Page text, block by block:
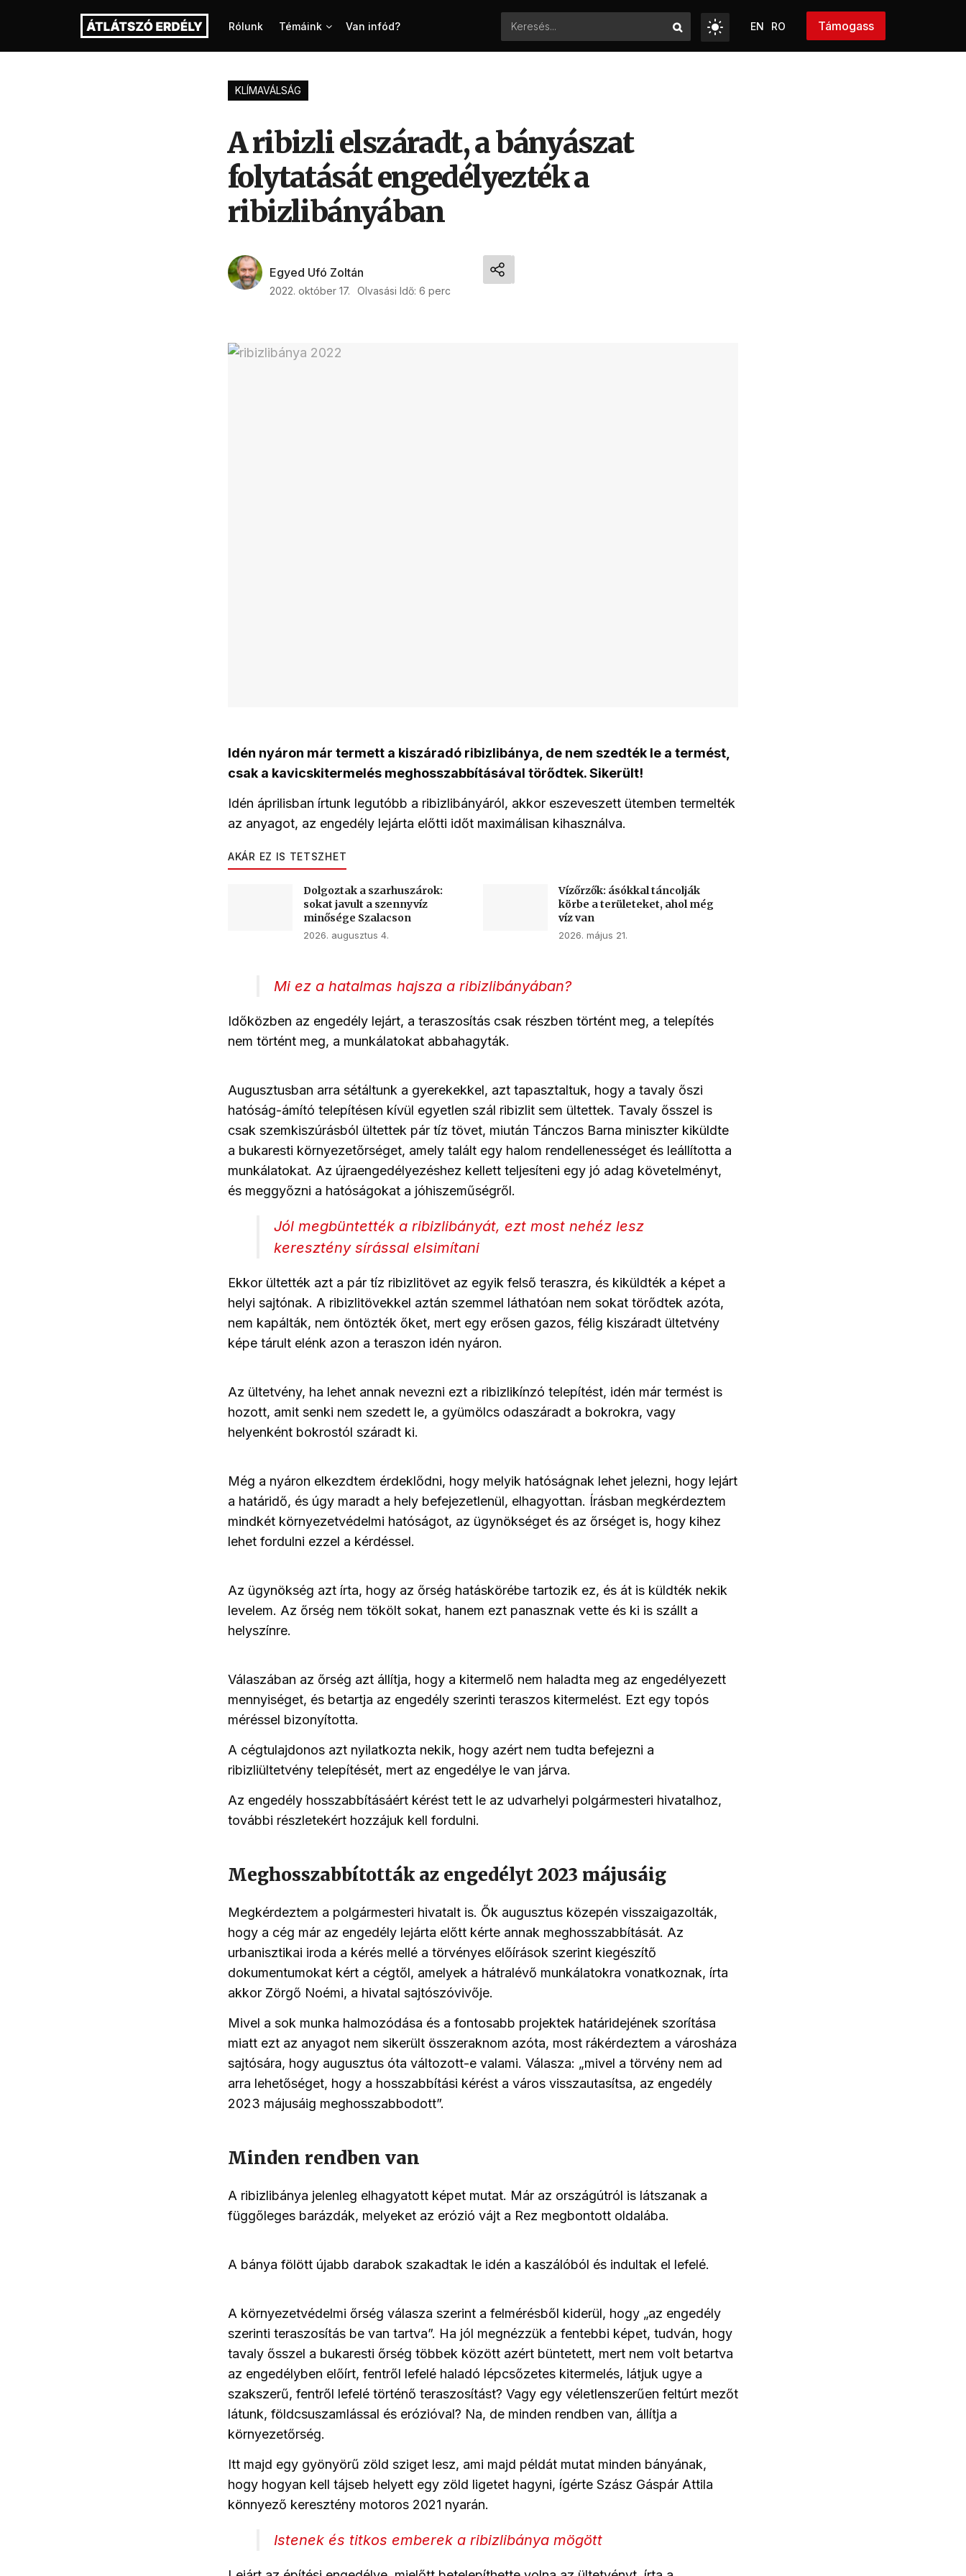
Rólunk Témáink Van infód? EN RO Támogass
KLÍMAVÁLSÁG
A ribizli elszáradt, a bányászat
folytatását engedélyezték a
ribizlibányában
Egyed Ufó Zoltán
2022. október 17. Olvasási Idő: 6 perc
Idén nyáron már termett a kiszáradó ribizlibánya, de nem szedték le a termést,
csak a kavicskitermelés meghosszabbításával törődtek. Sikerült!
Idén áprilisban írtunk legutóbb a ribizlibányáról, akkor eszeveszett ütemben termelték
az anyagot, az engedély lejárta előtti időt maximálisan kihasználva.
AKÁR EZ IS TETSZHET
Dolgoztak a szarhuszárok:
sokat javult a szennyvíz
minősége Szalacson
2026. augusztus 4.
Vízőrzők: ásókkal táncolják
körbe a területeket, ahol még
víz van
2026. május 21.
Mi ez a hatalmas hajsza a ribizlibányában?
Időközben az engedély lejárt, a teraszosítás csak részben történt meg, a telepítés
nem történt meg, a munkálatokat abbahagyták.
Augusztusban arra sétáltunk a gyerekekkel, azt tapasztaltuk, hogy a tavaly őszi
hatóság-ámító telepítésen kívül egyetlen szál ribizlit sem ültettek. Tavaly ősszel is
csak szemkiszúrásból ültettek pár tíz tövet, miután Tánczos Barna miniszter kiküldte
a bukaresti környezetőrséget, amely talált egy halom rendellenességet és leállította a
munkálatokat. Az újraengedélyezéshez kellett teljesíteni egy jó adag követelményt,
és meggyőzni a hatóságokat a jóhiszeműségről.
Jól megbüntették a ribizlibányát, ezt most nehéz lesz
keresztény sírással elsimítani
Ekkor ültették azt a pár tíz ribizlitövet az egyik felső teraszra, és kiküldték a képet a
helyi sajtónak. A ribizlitövekkel aztán szemmel láthatóan nem sokat törődtek azóta,
nem kapálták, nem öntözték őket, mert egy erősen gazos, félig kiszáradt ültetvény
képe tárult elénk azon a teraszon idén nyáron.
Az ültetvény, ha lehet annak nevezni ezt a ribizlikínzó telepítést, idén már termést is
hozott, amit senki nem szedett le, a gyümölcs odaszáradt a bokrokra, vagy
helyenként bokrostól száradt ki.
Még a nyáron elkezdtem érdeklődni, hogy melyik hatóságnak lehet jelezni, hogy lejárt
a határidő, és úgy maradt a hely befejezetlenül, elhagyottan. Írásban megkérdeztem
mindkét környezetvédelmi hatóságot, az ügynökséget és az őrséget is, hogy kihez
lehet fordulni ezzel a kérdéssel.
Az ügynökség azt írta, hogy az őrség hatáskörébe tartozik ez, és át is küldték nekik
levelem. Az őrség nem tökölt sokat, hanem ezt panasznak vette és ki is szállt a
helyszínre.
Válaszában az őrség azt állítja, hogy a kitermelő nem haladta meg az engedélyezett
mennyiséget, és betartja az engedély szerinti teraszos kitermelést. Ezt egy topós
méréssel bizonyította.
A cégtulajdonos azt nyilatkozta nekik, hogy azért nem tudta befejezni a
ribizliültetvény telepítését, mert az engedélye le van járva.
Az engedély hosszabbításáért kérést tett le az udvarhelyi polgármesteri hivatalhoz,
további részletekért hozzájuk kell fordulni.
Meghosszabbították az engedélyt 2023 májusáig
Megkérdeztem a polgármesteri hivatalt is. Ők augusztus közepén visszaigazolták,
hogy a cég már az engedély lejárta előtt kérte annak meghosszabbítását. Az
urbanisztikai iroda a kérés mellé a törvényes előírások szerint kiegészítő
dokumentumokat kért a cégtől, amelyek a hátralévő munkálatokra vonatkoznak, írta
akkor Zörgő Noémi, a hivatal sajtószóvivője.
Mivel a sok munka halmozódása és a fontosabb projektek határidejének szorítása
miatt ezt az anyagot nem sikerült összeraknom azóta, most rákérdeztem a városháza
sajtósára, hogy augusztus óta változott-e valami. Válasza: „mivel a törvény nem ad
arra lehetőséget, hogy a hosszabbítási kérést a város visszautasítsa, az engedély
2023 májusáig meghosszabbodott”.
Minden rendben van
A ribizlibánya jelenleg elhagyatott képet mutat. Már az országútról is látszanak a
függőleges barázdák, melyeket az erózió vájt a Rez megbontott oldalába.
A bánya fölött újabb darabok szakadtak le idén a kaszálóból és indultak el lefelé.
A környezetvédelmi őrség válasza szerint a felmérésből kiderül, hogy „az engedély
szerinti teraszosítás be van tartva”. Ha jól megnézzük a fentebbi képet, tudván, hogy
tavaly ősszel a bukaresti őrség többek között azért büntetett, mert nem volt betartva
az engedélyben előírt, fentről lefelé haladó lépcsőzetes kitermelés, látjuk ugye a
szakszerű, fentről lefelé történő teraszosítást? Vagy egy véletlenszerűen feltúrt mezőt
látunk, földcsuszamlással és erózióval? Na, de minden rendben van, állítja a
környezetőrség.
Itt majd egy gyönyörű zöld sziget lesz, ami majd példát mutat minden bányának,
hogy hogyan kell tájseb helyett egy zöld ligetet hagyni, ígérte Szász Gáspár Attila
könnyező keresztény motoros 2021 nyarán.
Istenek és titkos emberek a ribizlibánya mögött